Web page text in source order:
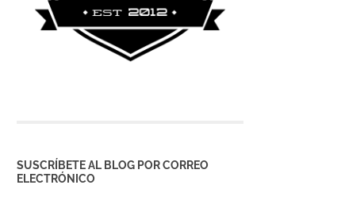
SUSCRÍBETE AL BLOG POR CORREO
ELECTRÓNICO